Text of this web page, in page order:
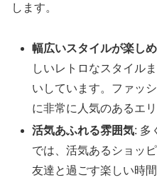
します。
幅広いスタイルが楽し
しいレトロなスタイル
いしています。ファッ
に非常に人気のあるエリ
活気あふれる雰囲気: 多
では、活気あるショッ
友達と過ごす楽しい時